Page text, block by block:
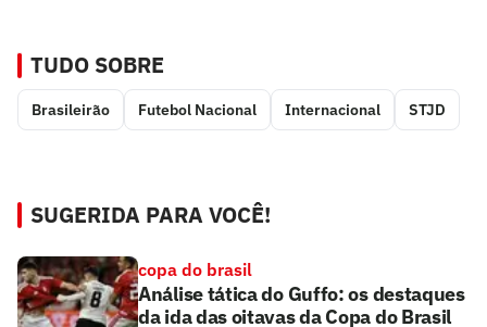
TUDO SOBRE
Brasileirão Futebol Nacional Internacional STJD
SUGERIDA PARA VOCÊ!
copa do brasil
Análise tática do Guffo: os destaques
da ida das oitavas da Copa do Brasil